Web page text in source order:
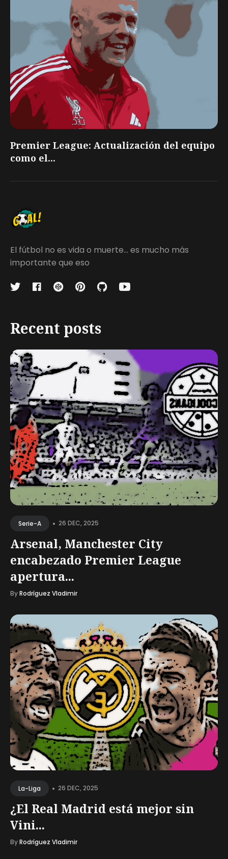
Premier League: Actualización del equipo
como el...
El fútbol no es vida o muerte... es mucho más
importante que eso
Recent posts
Serie-A • 26 DEC, 2025
Arsenal, Manchester City
encabezado Premier League
apertura...
ByRodríguez Vladimir
La-Liga • 26 DEC, 2025
¿El Real Madrid está mejor sin
Vini...
ByRodríguez Vladimir